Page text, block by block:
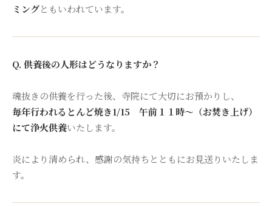
ミングともいわれています。
Q. 供養後の人形はどうなりますか？
魂抜きの供養を行った後、寺院にて大切にお預かりし、
毎年行われるとんど焼き1/15 午前１１時～（お焚き上げ）
にて浄火供養いたします。
炎により清められ、感謝の気持ちとともにお見送りいたしま
す。